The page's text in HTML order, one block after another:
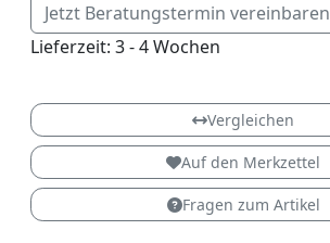
Jetzt Beratungstermin vereinbaren
Lieferzeit: 3 - 4 Wochen
Classic Dreh
Vergleichen
Auf den Merkzettel
Fragen zum Artikel